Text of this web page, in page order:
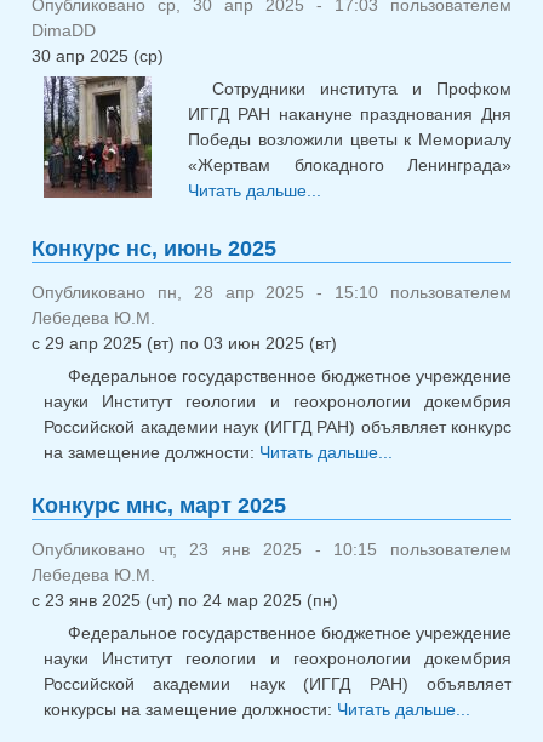
Опубликовано ср, 30 апр 2025 - 17:03 пользователем
DimaDD
30 апр 2025 (ср)
Сотрудники института и Профком
ИГГД РАН накануне празднования Дня
Победы возложили цветы к Мемориалу
«Жертвам блокадного Ленинграда»
Читать дальше...
Конкурс нс, июнь 2025
Опубликовано пн, 28 апр 2025 - 15:10 пользователем
Лебедева Ю.М.
с 29 апр 2025 (вт) по 03 июн 2025 (вт)
Федеральное государственное бюджетное учреждение
науки Институт геологии и геохронологии докембрия
Российской академии наук (ИГГД РАН) объявляет конкурс
на замещение должности: Читать дальше...
Конкурс мнс, март 2025
Опубликовано чт, 23 янв 2025 - 10:15 пользователем
Лебедева Ю.М.
с 23 янв 2025 (чт) по 24 мар 2025 (пн)
Федеральное государственное бюджетное учреждение
науки Институт геологии и геохронологии докембрия
Российской академии наук (ИГГД РАН) объявляет
конкурсы на замещение должности: Читать дальше...